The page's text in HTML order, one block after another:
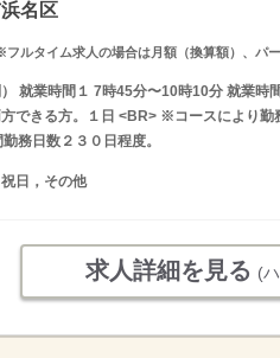
名区
ルタイム求人の場合は月額（換算額）、パ
就業時間１ 7時45分〜10時10分 就業
方できる方。１日 <BR> ※コースにより
務日数２３０日程度。
日，その他
求人詳細を見る (